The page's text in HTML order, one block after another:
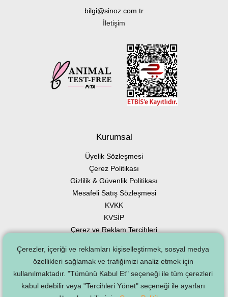
bilgi@sinoz.com.tr
İletişim
Kurumsal
Üyelik Sözleşmesi
Çerez Politikası
Gizlilik & Güvenlik Politikası
Mesafeli Satış Sözleşmesi
KVKK
KVSİP
Çerez ve Reklam Tercihleri
Çerezler, içeriği ve reklamları kişiselleştirmek, sosyal medya
özellikleri sağlamak ve trafiğimizi analiz etmek için
kullanılmaktadır. "Tümünü Kabul Et" seçeneği ile tüm çerezleri
kabul edebilir veya "Tercihleri Yönet" seçeneği ile ayarları